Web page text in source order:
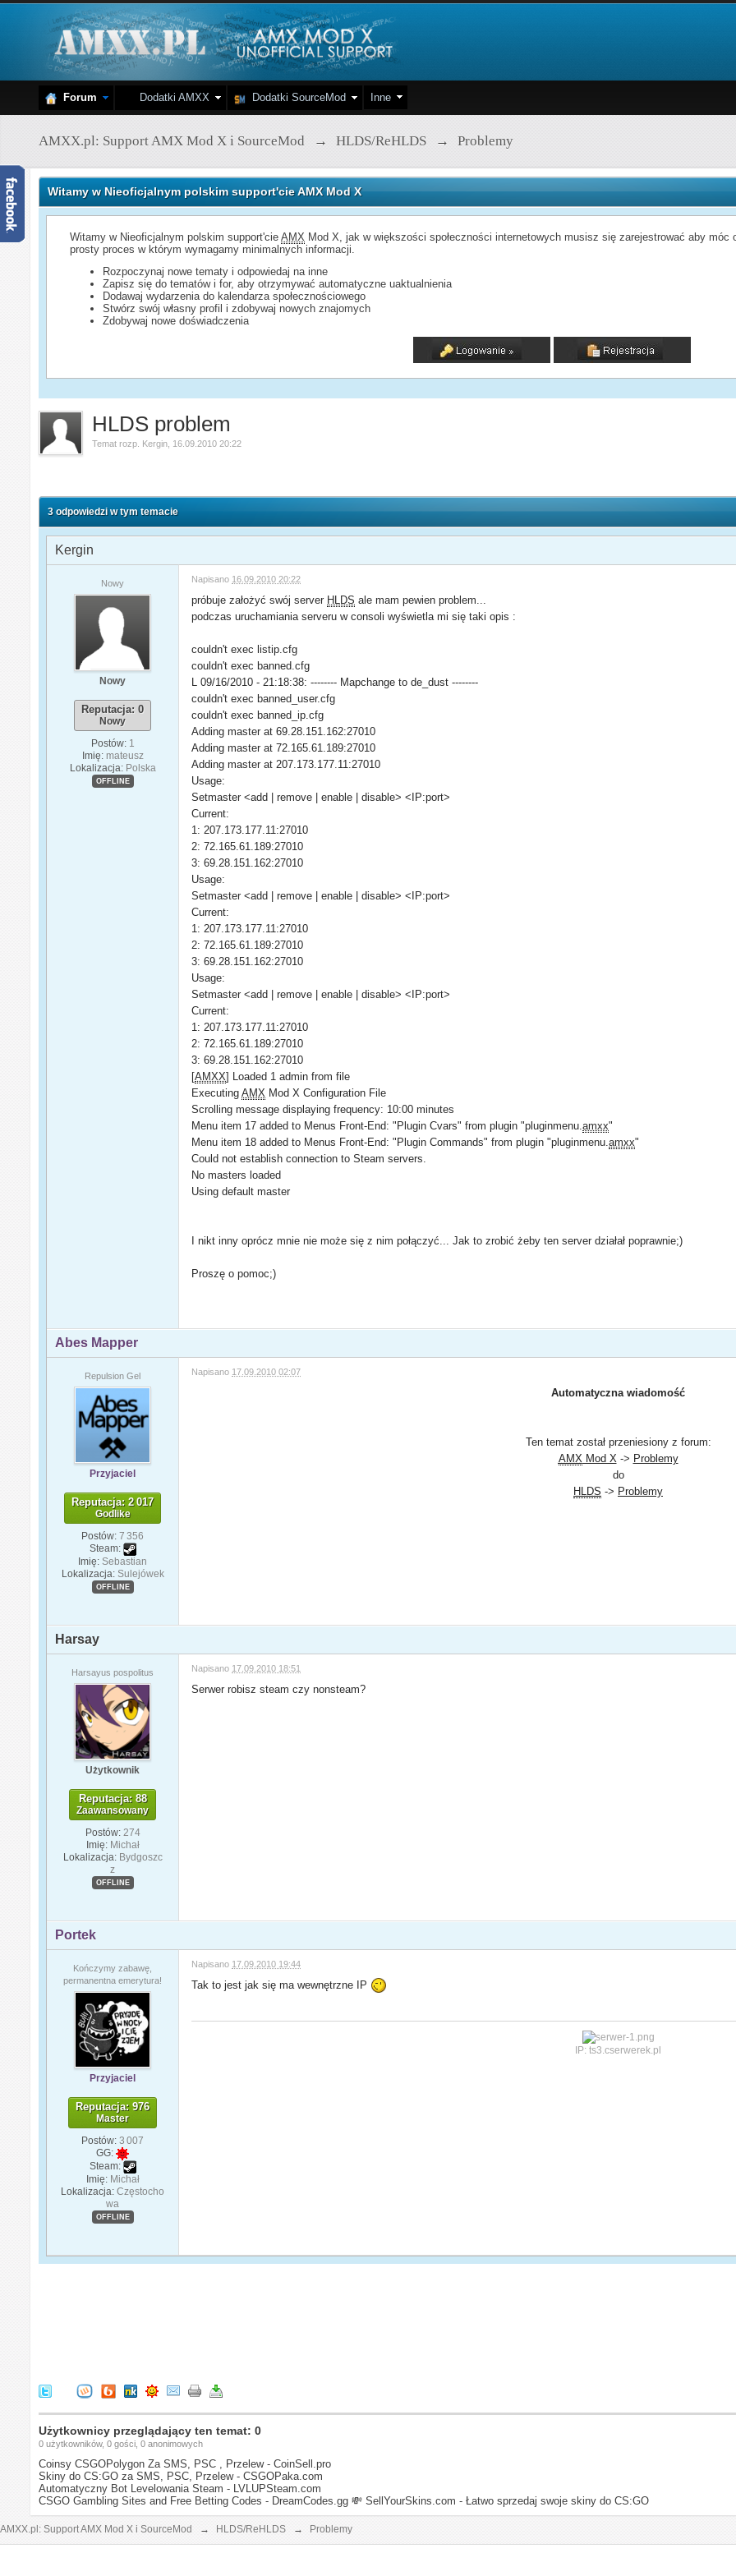
Forum Dodatki AMXX Dodatki SourceMod Inne
AMXX.pl: Support AMX Mod X i SourceMod → HLDS/ReHLDS → Problemy
Witamy w Nieoficjalnym polskim support'cie AMX Mod X
Witamy w Nieoficjalnym polskim support'cieAMX Mod X, jak w większości społeczności internetowych musisz się zarejestrować aby
prosty proces w którym wymagamy minimalnych informacji.
Rozpoczynaj nowe tematy i odpowiedaj na inne
Zapisz się do tematów i for, aby otrzymywać automatyczne uaktualnienia
Dodawaj wydarzenia do kalendarza społecznościowego
Stwórz swój własny profil i zdobywaj nowych znajomych
Zdobywaj nowe doświadczenia
HLDS problem
Temat rozp. Kergin 16.09.2010 20:22
3 odpowiedzi w tym temacie
Kergin
Nowy
Nowy
Reputacja: 0
Nowy
Postów: 1
Imię: mateusz
Lokalizacja: Polska
OFFLINE
Napisano 16.09.2010 20:22
próbuje założyć swój server HLDS ale mam pewien problem...
podczas uruchamiania serveru w consoli wyświetla mi się taki opis :
couldn't exec listip.cfg
couldn't exec banned.cfg
L 09/16/2010 - 21:18:38: -------- Mapchange to de_dust --------
couldn't exec banned_user.cfg
couldn't exec banned_ip.cfg
Adding master at 69.28.151.162:27010
Adding master at 72.165.61.189:27010
Adding master at 207.173.177.11:27010
Usage:
Setmaster <add | remove | enable | disable> <IP:port>
Current:
1: 207.173.177.11:27010
2: 72.165.61.189:27010
3: 69.28.151.162:27010
Usage:
Setmaster <add | remove | enable | disable> <IP:port>
Current:
1: 207.173.177.11:27010
2: 72.165.61.189:27010
3: 69.28.151.162:27010
Usage:
Setmaster <add | remove | enable | disable> <IP:port>
Current:
1: 207.173.177.11:27010
2: 72.165.61.189:27010
3: 69.28.151.162:27010
[AMXX] Loaded 1 admin from file
ExecutingAMX Mod X Configuration File
Scrolling message displaying frequency: 10:00 minutes
Menu item 17 added to Menus Front-End: "Plugin Cvars" from plugin "pluginmenu.amxx"
Menu item 18 added to Menus Front-End: "Plugin Commands" from plugin "pluginmenu.amxx"
Could not establish connection to Steam servers.
No masters loaded
Using default master
I nikt inny oprócz mnie nie może się z nim połączyć... Jak to zrobić żeby ten server działał poprawnie;)
Proszę o pomoc;)
Abes Mapper
Repulsion Gel
Przyjaciel
Reputacja: 2 017
Godlike
Postów: 7 356
Steam:
Imię: Sebastian
Lokalizacja: Sulejówek
OFFLINE
Napisano 17.09.2010 02:07
Automatyczna wiadomość
Ten temat został przeniesiony z forum:
AMX Mod X -> Problemy
do
HLDS -> Problemy
Harsay
Harsayus pospolitus
Użytkownik
Reputacja: 88
Zaawansowany
Postów: 274
Imię: Michał
Lokalizacja: Bydgoszc
z
OFFLINE
Napisano 17.09.2010 18:51
Serwer robisz steam czy nonsteam?
Portek
Kończymy zabawę,
permanentna emerytura!
Przyjaciel
Reputacja: 976
Master
Postów: 3 007
GG:
Steam:
Imię: Michał
Lokalizacja: Częstocho
wa
OFFLINE
Napisano 17.09.2010 19:44
Tak to jest jak się ma wewnętrzne IP
IP: ts3.cserwerek.pl
Użytkownicy przeglądający ten temat: 0
0 użytkowników, 0 gości, 0 anonimowych
Coinsy CSGOPolygon Za SMS, PSC , Przelew - CoinSell.pro
Skiny do CS:GO za SMS, PSC, Przelew - CSGOPaka.com
Automatyczny Bot Levelowania Steam - LVLUPSteam.com
CSGO Gambling Sites and Free Betting Codes - DreamCodes.gg 💸 SellYourSkins.com - Łatwo sprzedaj swoje skiny do CS:GO
AMXX.pl: Support AMX Mod X i SourceMod → HLDS/ReHLDS → Problemy